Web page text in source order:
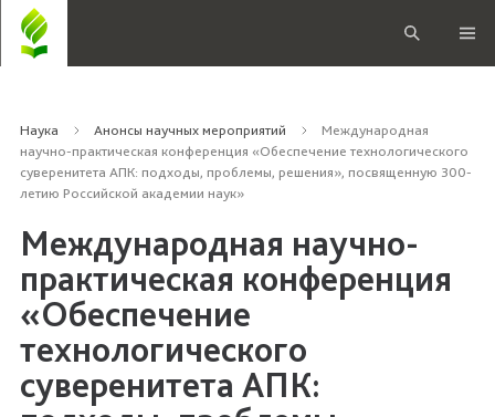
Наука Анонсы научных мероприятий
Международная
научно-практическая конференция «Обеспечение технологического
суверенитета АПК: подходы, проблемы, решения», посвященную 300-
летию Российской академии наук»
Международная научно-
практическая конференция
«Обеспечение
технологического
суверенитета АПК: